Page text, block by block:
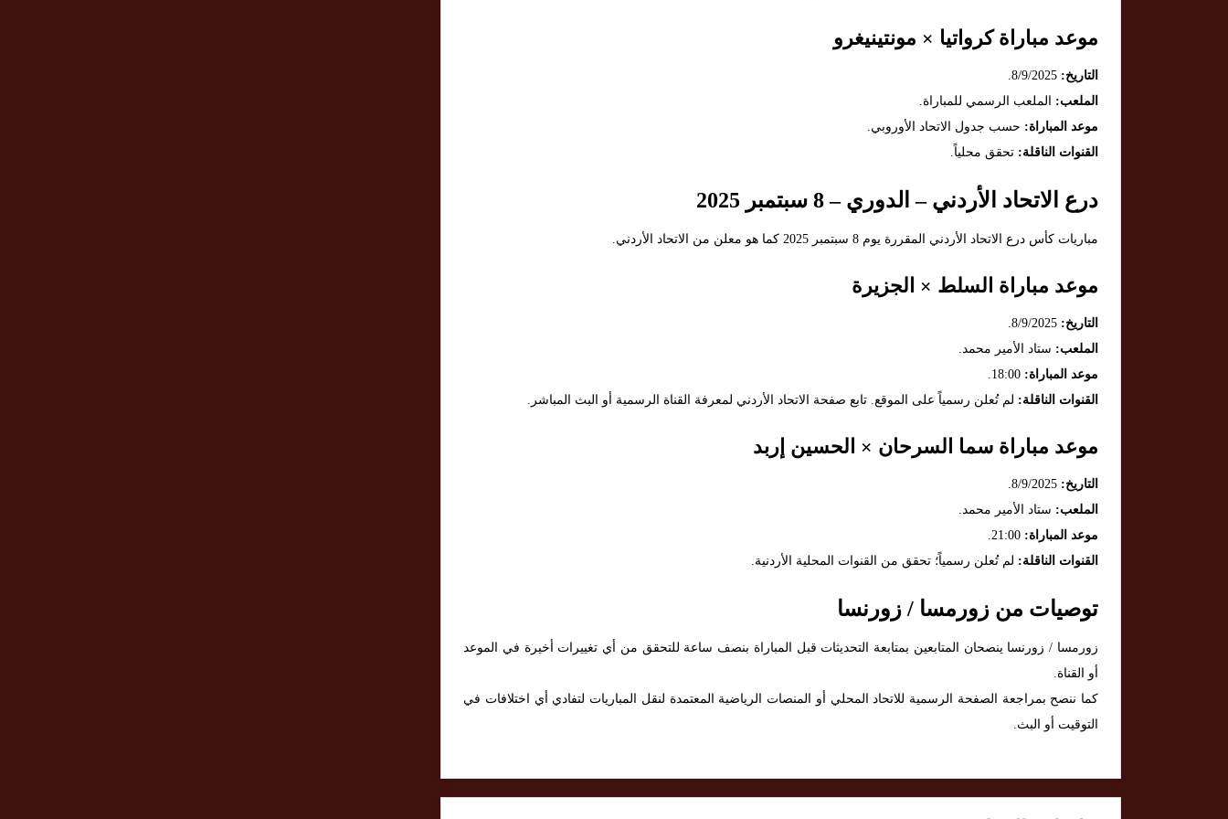
موعد مباراة كرواتيا × مونتينيغرو
التاريخ:
الملعب: الملعب الرسمي للمباراة.
موعد المباراة: حسب جدول الاتحاد الأوروبي.
القنوات الناقلة: تحقق محلياً.
درع الاتحاد الأردني – الدوري – 8 سبتمبر 2025
مباريات كأس درع الاتحاد الأردني المقررة يوم 8 سبتمبر 2025 كما هو معلن من الاتحاد الأردني.
موعد مباراة السلط × الجزيرة
التاريخ:
الملعب: ستاد الأمير محمد.
موعد المباراة:
القنوات الناقلة: لم تُعلن رسمياً على الموقع. تابع صفحة الاتحاد الأردني لمعرفة القناة الرسمية أو البث المباشر.
موعد مباراة سما السرحان × الحسين إربد
التاريخ:
الملعب: ستاد الأمير محمد.
موعد المباراة:
القنوات الناقلة: لم تُعلن رسمياً؛ تحقق من القنوات المحلية الأردنية.
توصيات من زورمسا / زورنسا
زورمسا / زورنسا ينصحان المتابعين بمتابعة التحديثات قبل المباراة بنصف ساعة للتحقق من أي تغييرات أخيرة في الموعد
أو القناة.
كما ننصح بمراجعة الصفحة الرسمية للاتحاد المحلي أو المنصات الرياضية المعتمدة لنقل المباريات لتفادي أي اختلافات في
التوقيت أو البث.